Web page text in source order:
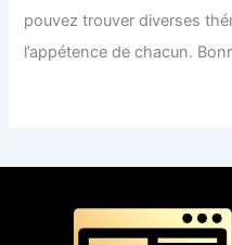
pouvez trouver diverses
l’appétence de chacun.